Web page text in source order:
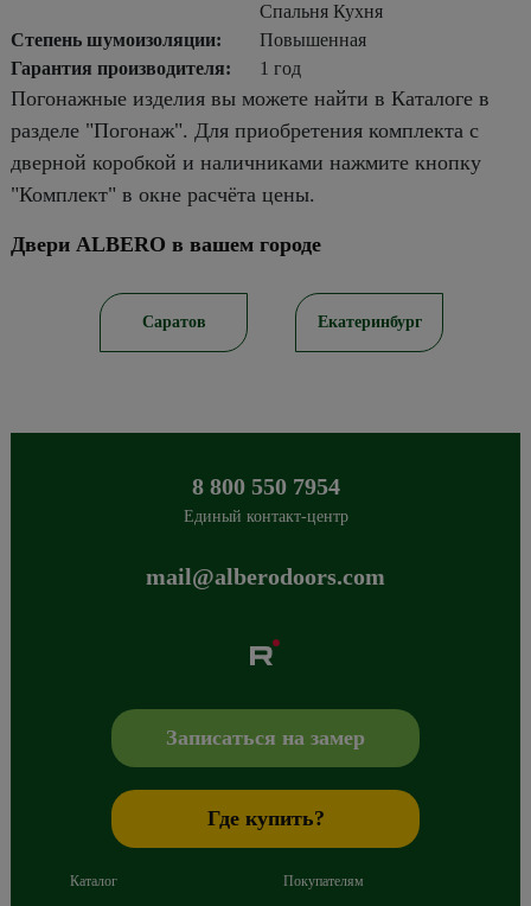
Спальня Кухня
Степень шумоизоляции:
Повышенная
Гарантия производителя:
1 год
Погонажные изделия вы можете найти в Каталоге в
разделе "Погонаж". Для приобретения комплекта с
дверной коробкой и наличниками нажмите кнопку
"Комплект" в окне расчёта цены.
Двери ALBERO в вашем городе
Саратов Екатеринбург
8 800 550 7954
Единый контакт-центр
mail@alberodoors.com
+7 800 765 43 42,mail@alberodoors.com
Записаться на замер
Где купить?
Каталог Покупателям